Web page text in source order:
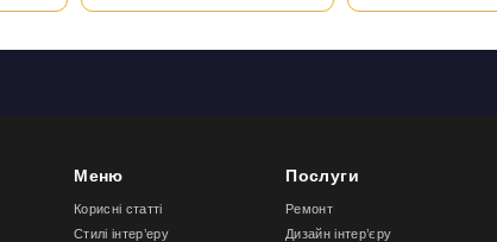
Меню
Корисні статті
Стилі інтер’еру
Послуги
Ремонт
Дизайн інтер’єру